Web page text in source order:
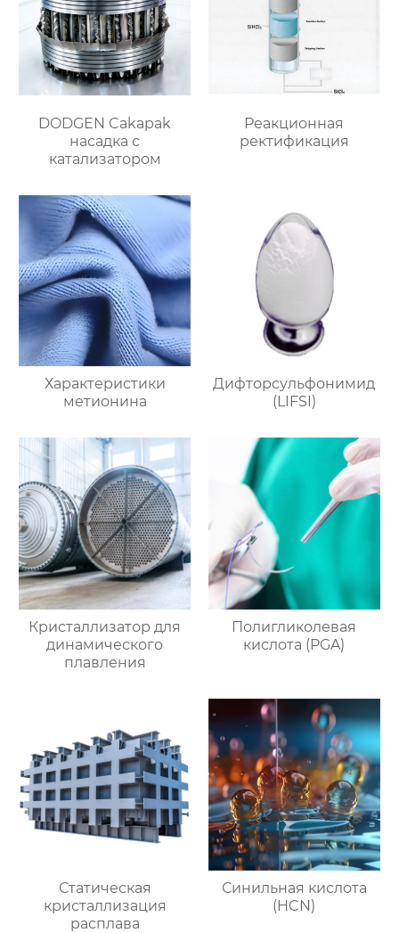
DODGEN Cakapak
насадка с
катализатором
Реакционная
ректификация
Характеристики
метионина
Дифторсульфонимид
(LIFSI)
Кристаллизатор для
динамического
плавления
Полигликолевая
кислота (PGA)
Статическая
кристаллизация
расплава
Синильная кислота
(HCN)